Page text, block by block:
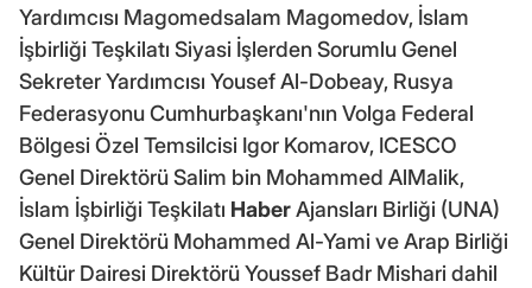
Yardımcısı Magomedsalam Magomedov, İslam
İşbirliği Teşkilatı Siyasi İşlerden Sorumlu Genel
Sekreter Yardımcısı Yousef Al-Dobeay, Rusya
Federasyonu Cumhurbaşkanı'nın Volga Federal
Bölgesi Özel Temsilcisi Igor Komarov, ICESCO
Genel Direktörü Salim bin Mohammed AlMalik,
İslam İşbirliği Teşkilatı HaberAjansları Birliği (UNA)
Genel Direktörü Mohammed Al-Yami ve Arap Birliği
Kültür Dairesi Direktörü Youssef Badr Mishari dahil